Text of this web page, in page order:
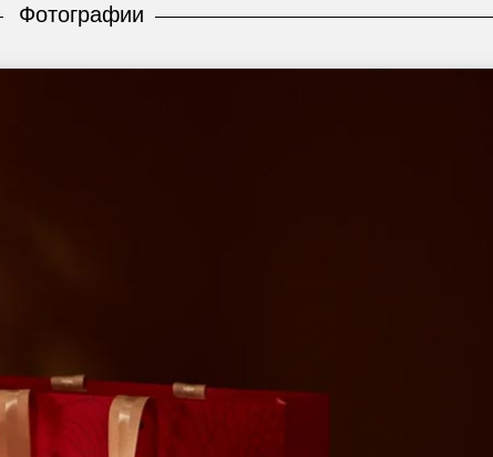
Фотографии